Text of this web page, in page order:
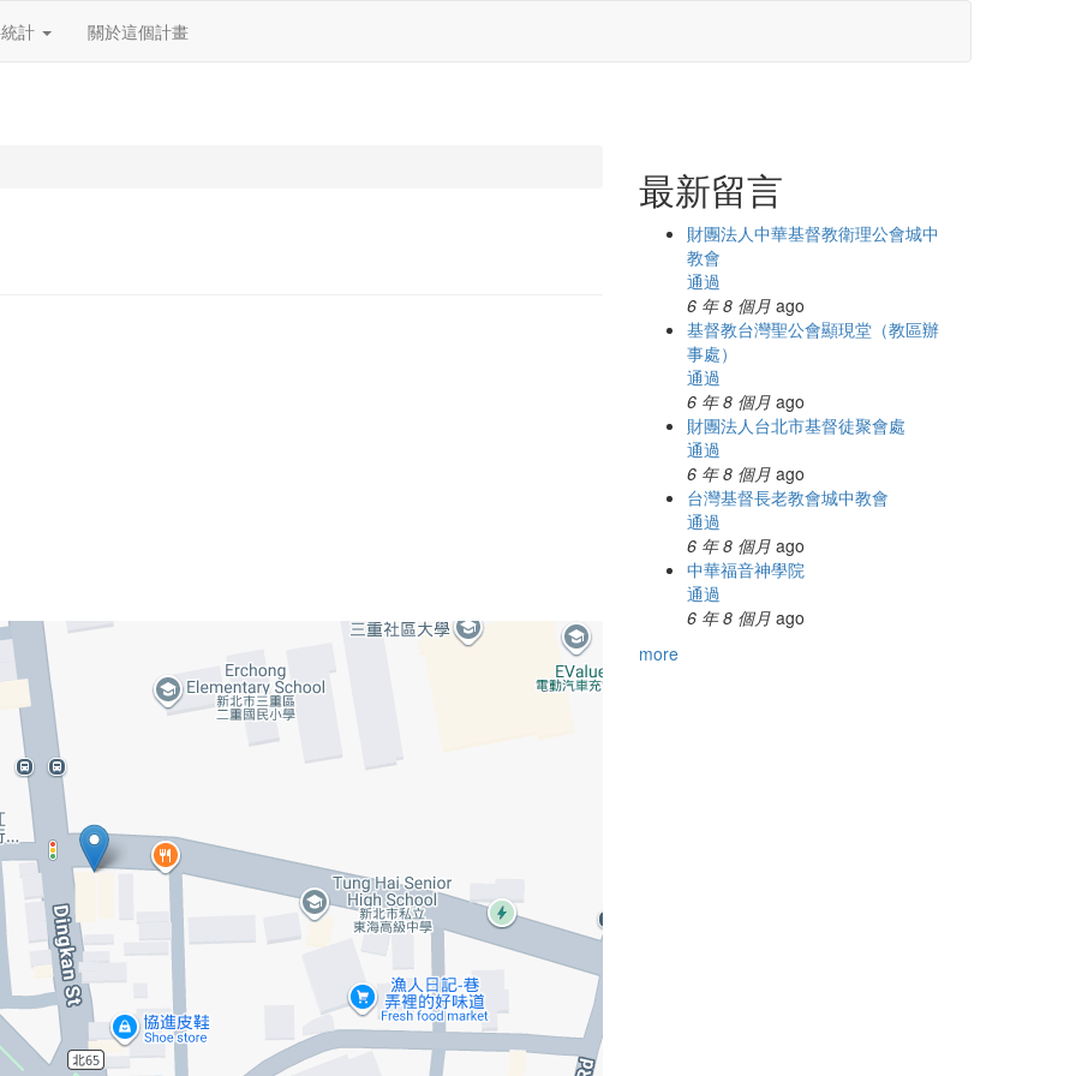
計 關於這個計畫
最新留言
財團法人中華基督教衛理公會城中
教會
通過
6 年 8 個月ago
基督教台灣聖公會顯現堂（教區辦
事處）
通過
6 年 8 個月ago
財團法人台北市基督徒聚會處
通過
6 年 8 個月ago
台灣基督長老教會城中教會
通過
6 年 8 個月ago
中華福音神學院
通過
6 年 8 個月ago
more